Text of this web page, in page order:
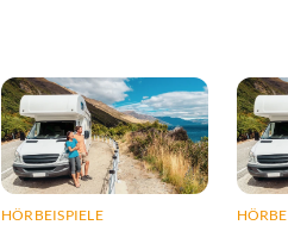
HÖRBEISPIELE